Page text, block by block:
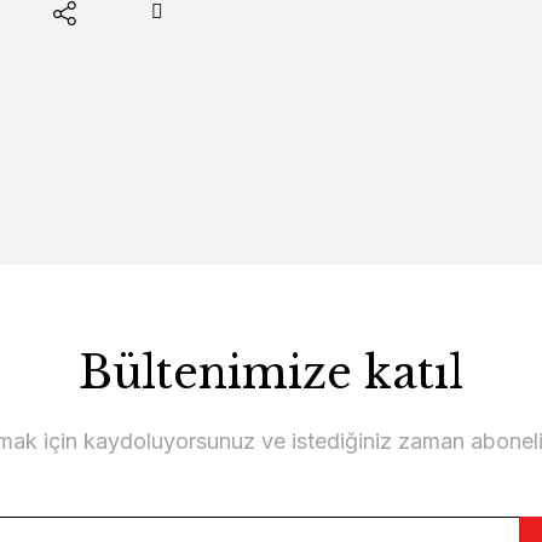
Bültenimize katıl
için kaydoluyorsunuz ve istediğiniz zaman